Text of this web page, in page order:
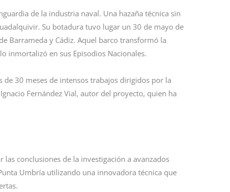
de la industria naval. Una hazaña técnica sin
Su botadura tuvo lugar un 30 de mayo de
Barrameda y Cádiz. Aquel barco transformó la
inmortalizó en sus Episodios Nacionales.
30 meses de intensos trabajos dirigidos por la
Fernández Vial, autor del proyecto, quien ha
conclusiones de la investigación a avanzados
Umbría utilizando una innovadora técnica que